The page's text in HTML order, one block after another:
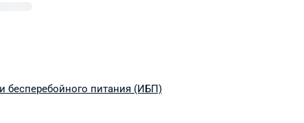
бесперебойного питания (ИБП)